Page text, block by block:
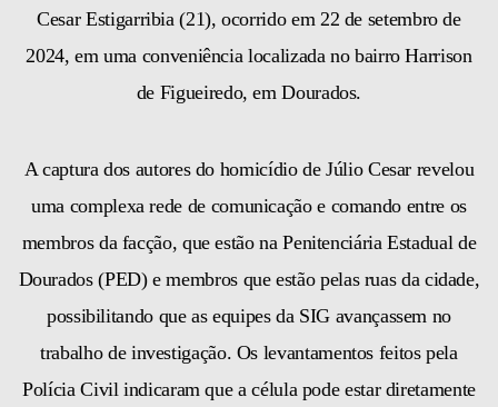
Cesar Estigarribia (21), ocorrido em 22 de setembro de
2024, em uma conveniência localizada no bairro Harrison
de Figueiredo, em Dourados.
A captura dos autores do homicídio de Júlio Cesar revelou
uma complexa rede de comunicação e comando entre os
membros da facção, que estão na Penitenciária Estadual de
Dourados (PED) e membros que estão pelas ruas da cidade,
possibilitando que as equipes da SIG avançassem no
trabalho de investigação. Os levantamentos feitos pela
Polícia Civil indicaram que a célula pode estar diretamente